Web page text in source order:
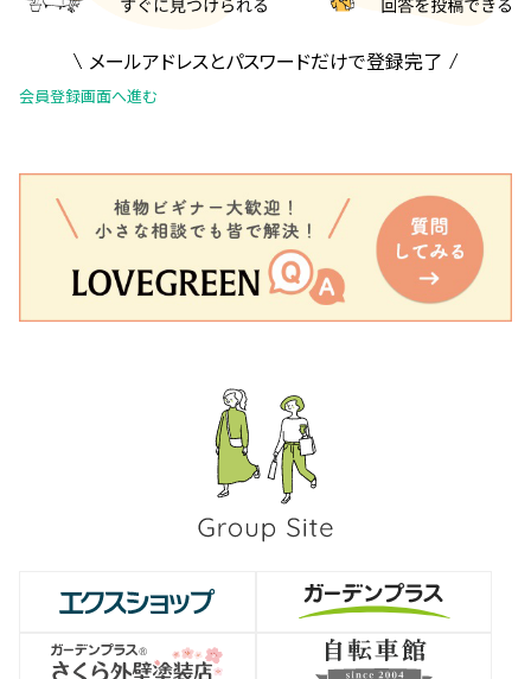
メールアドレスとパスワードだけで登録完了
会員登録画面へ進む